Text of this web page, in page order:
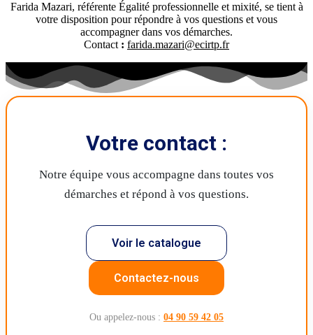
Farida Mazari, référente Égalité professionnelle et mixité, se tient à
votre disposition pour répondre à vos questions et vous
accompagner dans vos démarches.
Contact : farida.mazari@ecirtp.fr
Votre contact :
Notre équipe vous accompagne dans toutes vos
démarches et répond à vos questions.
Voir le catalogue
Contactez-nous
Ou appelez-nous : 04 90 59 42 05